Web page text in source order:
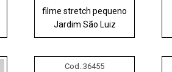
filme stretch pequeno
Jardim São Luiz
Cod.:36455